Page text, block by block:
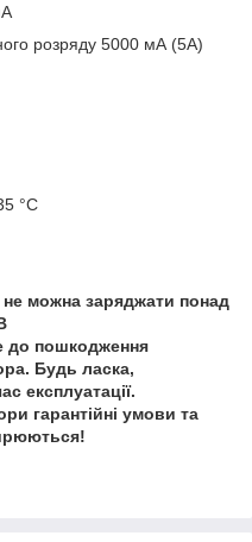
розряду 5000 мА (5A)
°C
можна заряджати понад
до пошкодження
Будь ласка,
експлуатації.
гарантійні умови та